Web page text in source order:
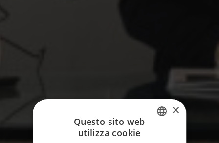
×
Questo sito web
utilizza cookie